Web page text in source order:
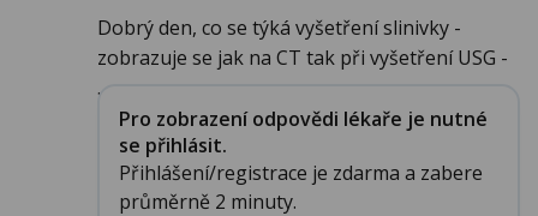
Dobrý den, co se týká vyšetření slinivky -
zobrazuje se jak na CT tak při vyšetření USG -
...
Pro zobrazení odpovědi lékaře je nutné
se přihlásit.
Přihlášení/registrace je zdarma a zabere
průměrně 2 minuty.